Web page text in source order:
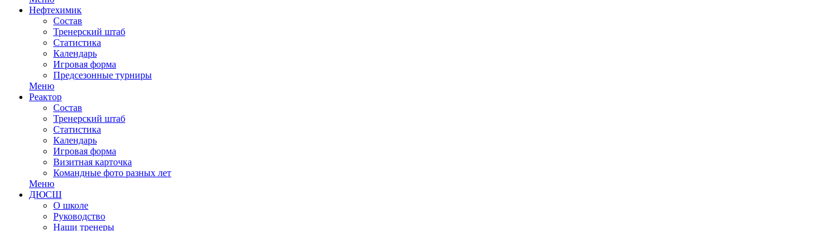
Нефтехимик
Состав
Тренерский штаб
Статистика
Календарь
Игровая форма
Предсезонные турниры
Меню
Реактор
Состав
Тренерский штаб
Статистика
Календарь
Игровая форма
Визитная карточка
Командные фото разных лет
Меню
ДЮСШ
О школе
Руководство
Наши тренеры